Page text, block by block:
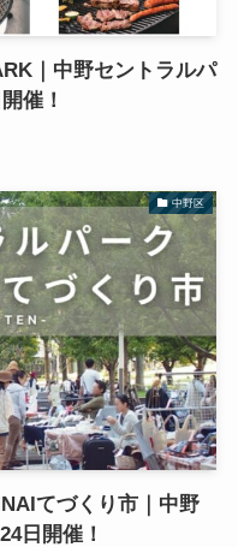
｜中野セントラルパ
催！
中野区
てづくり市｜中野
日開催！